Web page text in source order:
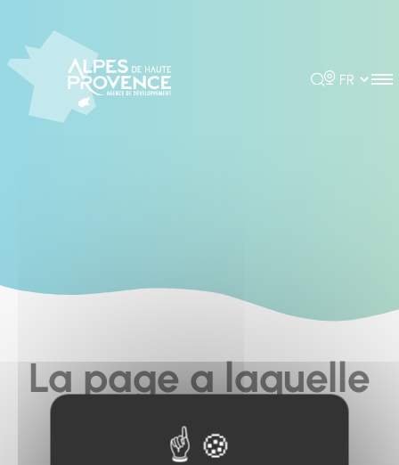
Rechercher
Choisir la
La page a laquelle
vous cherchez à